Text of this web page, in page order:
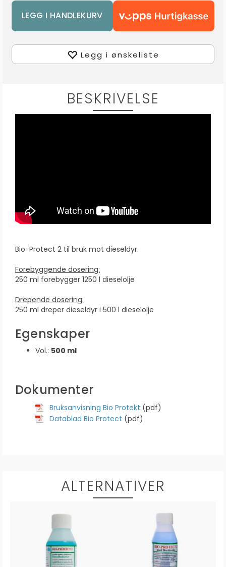
Legg i ønskeliste
BESKRIVELSE
Bio-Protect 2 til bruk mot dieseldyr.
Forebyggende dosering:
250 ml forebygger 1250 l dieselolje
Drepende dosering:
250 ml dreper dieseldyr i 500 l dieselolje
Egenskaper
Vol.: 500 ml
Dokumenter
Bruksanvisning Bio Protekt (pdf)
Datablad Bio Protect (pdf)
ALTERNATIVER